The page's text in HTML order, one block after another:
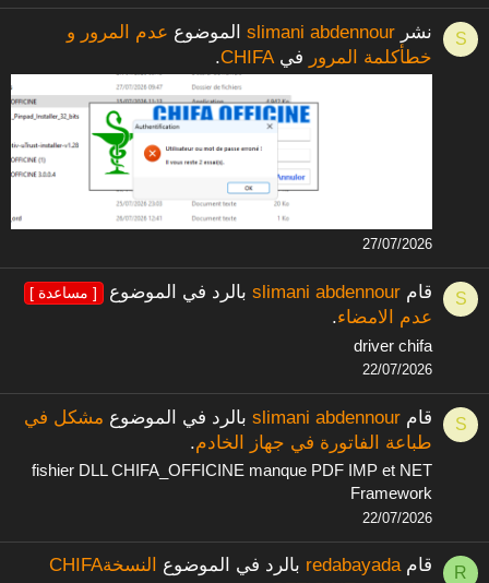
S نشر slimani abdennour الموضوع عدم المرور و
خطأكلمة المرور في CHIFA
.
27/07/2026
S قام slimani abdennour بالرد في الموضوع [ مساعدة ]
عدم الامضاء.
driver chifa
22/07/2026
S قام slimani abdennour بالرد في الموضوع مشكل في
طباعة الفاتورة في جهاز الخادم.
fishier DLL CHIFA_OFFICINE manque PDF IMP et NET
Framework
22/07/2026
R قامredabayada بالرد في الموضوع
النسخةCHIFA